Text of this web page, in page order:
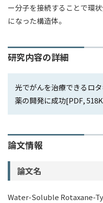
ー分子を接続することで環
になった構造体。
研究内容の詳細
光でがんを治療できるロ
薬の開発に成功[PDF,
論文情報
論文名
Water-Soluble Rotaxane-